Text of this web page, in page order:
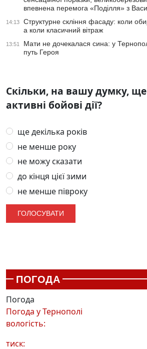
впевнена перемога «Поділля» з
14:13
Структурне скління фасаду: коли
а коли класичний вітраж
13:51
Мати не дочекалася сина: у
путь Героя
Скільки, на вашу думку,
активні бойові дії?
ще декілька років
не менше року
не можу сказати
до кінця цієї зими
не менше півроку
ПОГОДА
Погода
Погода уТернополі
вологість:
тиск: